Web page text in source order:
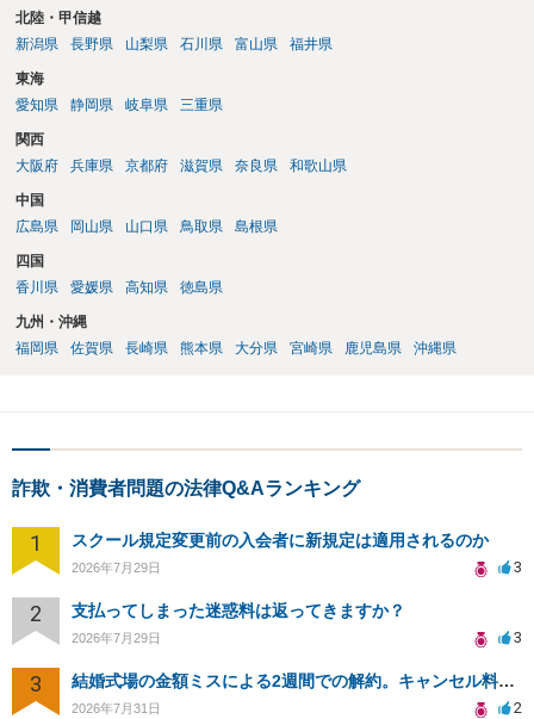
北陸・甲信越
新潟県
長野県 山梨県 石川県 富山県 福井県
東海
愛知県
静岡県 岐阜県 三重県
関西
大阪府
兵庫県 京都府 滋賀県 奈良県 和歌山県
中国
広島県
岡山県 山口県 鳥取県 島根県
四国
香川県
愛媛県 高知県 徳島県
九州・沖縄
福岡県
佐賀県 長崎県 熊本県 大分県 宮崎県 鹿児島県 沖縄県
詐欺・消費者問題の法律Q&Aランキング
1 スクール規定変更前の入会者に新規定は適用されるのか
2026年7月29日 3
2 支払ってしまった迷惑料は返ってきますか？
2026年7月29日 3
3 結婚式場の金額ミスによる2週間での解約。キャンセル料10万円の免除は可能か。
2026年7月31日 2